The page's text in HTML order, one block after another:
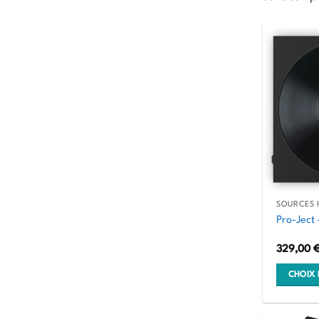
SOURCES
Pro-Ject
329,00
CHOIX